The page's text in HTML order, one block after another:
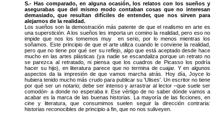
S.- Has comparado, en alguna ocasión, los relatos con los sueños y
asegurabas que del mismo modo contaban cosas que no interesan
demasiado, que resultan difíciles de entender, que nos sirven para
alejarnos de la realidad.
Los sueños son la demostración más patente de que el realismo en arte es
una superstición. A los sueños les importa un comino la realidad, pero eso no
impide que nos los tomemos muy en serio, por lo menos mientras los
soñamos. Este principio de que el arte utiliza cuando le conviene la realidad,
pero que no tiene por qué ser su reflejo, algo que está aceptado desde hace
mucho en las artes plásticas (ya nadie se escandaliza porque un retrato no
se parezca al retratado, ni piensa que los cuadros de Picasso los podría
hacer su hijo), en literatura parece que no termina de cuajar. Y en algunos
aspectos da la impresión de que vamos marcha atrás. Hoy día, Joyce lo
hubiera tenido mucho más crudo para publicar su 'Ulises'. Un escritor no tiene
por qué ser un notario; debe ser intenso y arrastrar al lector –que suele ser
comodón- a donde no esperaba ir. Ese vértigo de no saber dónde vamos a
acabar es la marca de las buenas historias. La mayoría de las ficciones, en
cine y literatura, que consumimos suelen seguir la dirección contraria:
historias reconocibles de principio a fin, que no nos suliveyen.